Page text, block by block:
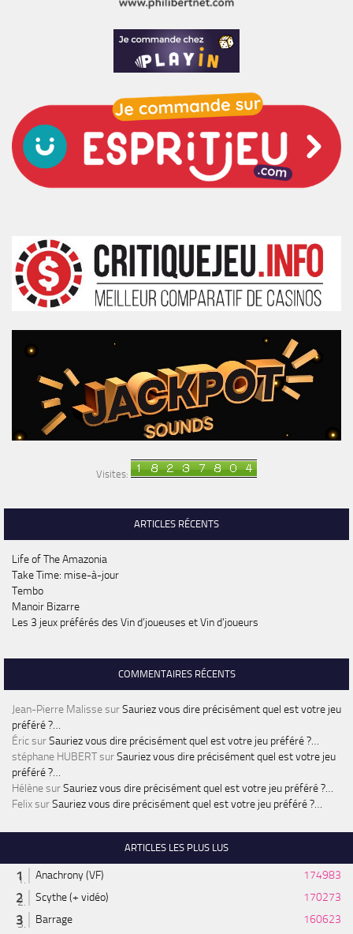
Visites:
ARTICLES RÉCENTS
Life of The Amazonia
Take Time: mise-à-jour
Tembo
Manoir Bizarre
Les 3 jeux préférés des Vin d’joueuses et Vin d’joueurs
COMMENTAIRES RÉCENTS
Jean-Pierre MalissesurSauriez vous dire précisément quel est votre jeu
préféré ?…
ÉricsurSauriez vous dire précisément quel est votre jeu préféré ?…
stéphane HUBERTsurSauriez vous dire précisément quel est votre jeu
préféré ?…
HélènesurSauriez vous dire précisément quel est votre jeu préféré ?…
FelixsurSauriez vous dire précisément quel est votre jeu préféré ?…
ARTICLES LES PLUS LUS
Anachrony (VF)
174983
Scythe (+ vidéo)
170273
Barrage
160623